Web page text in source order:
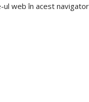
ul web în acest